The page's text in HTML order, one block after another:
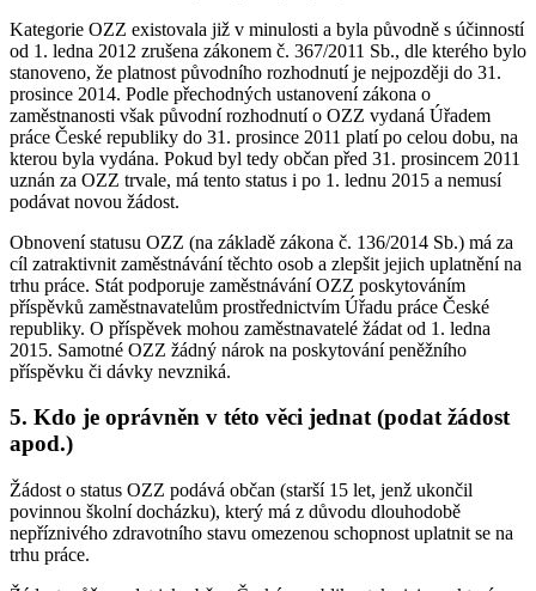
Kategorie OZZ existovala již v minulosti a byla původně s účinností
od 1. ledna 2012 zrušena zákonem č. 367/2011 Sb., dle kterého bylo
stanoveno, že platnost původního rozhodnutí je nejpozději do 31.
prosince 2014. Podle přechodných ustanovení zákona o
zaměstnanosti však původní rozhodnutí o OZZ vydaná Úřadem
práce České republiky do 31. prosince 2011 platí po celou dobu, na
kterou byla vydána. Pokud byl tedy občan před 31. prosincem 2011
uznán za OZZ trvale, má tento status i po 1. lednu 2015 a nemusí
podávat novou žádost.
Obnovení statusu OZZ (na základě zákona č. 136/2014 Sb.) má za
cíl zatraktivnit zaměstnávání těchto osob a zlepšit jejich uplatnění na
trhu práce. Stát podporuje zaměstnávání OZZ poskytováním
příspěvků zaměstnavatelům prostřednictvím Úřadu práce České
republiky. O příspěvek mohou zaměstnavatelé žádat od 1. ledna
2015. Samotné OZZ žádný nárok na poskytování peněžního
příspěvku či dávky nevzniká.
5. Kdo je oprávněn v této věci jednat (podat žádost
apod.)
Žádost o status OZZ podává občan (starší 15 let, jenž ukončil
povinnou školní docházku), který má z důvodu dlouhodobě
nepříznivého zdravotního stavu omezenou schopnost uplatnit se na
trhu práce.